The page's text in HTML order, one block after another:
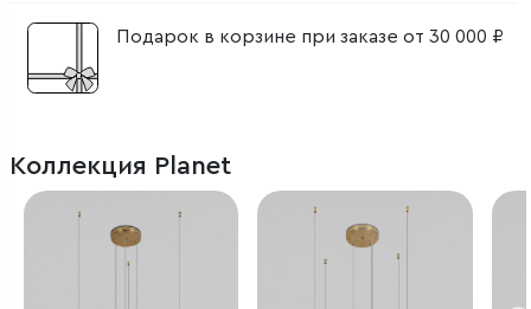
Подарок в корзине при заказе от 30 000 ₽
Коллекция Planet